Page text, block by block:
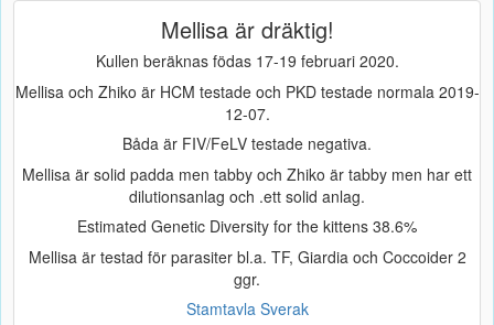
Mellisa är dräktig!
Kullen beräknas födas 17-19 februari 2020.
Mellisa och Zhiko är HCM testade och PKD testade normala 2019-
12-07.
Båda är FIV/FeLV testade negativa.
Mellisa är solid padda men tabby och Zhiko är tabby men har ett
dilutionsanlag och .ett solid anlag.
Estimated Genetic Diversity for the kittens 38.6%
Mellisa är testad för parasiter bl.a. TF, Giardia och Coccoider 2
ggr.
Stamtavla Sverak